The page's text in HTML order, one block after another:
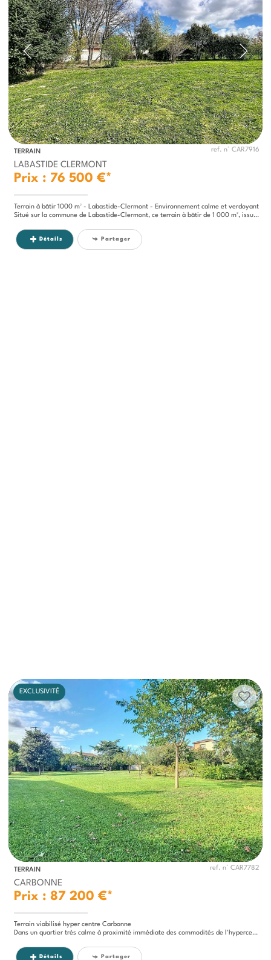
TERRAIN ref. n° CAR7916
LABASTIDE CLERMONT
Prix : 76 500 €*
Terrain à bâtir 1000 m² - Labastide-Clermont - Environnement calme et verdoyant
Situé sur la commune de Labastide-Clermont, ce terrain à bâtir de 1 000 m², issu d'une division parcellaire, offre un...
Détails Partager
EXCLUSIVITÉ
TERRAIN ref. n° CAR7782
CARBONNE
Prix : 87 200 €*
Terrain viabilisé hyper centre Carbonne
Dans un quartier très calme à proximité immédiate des commodités de l'hypercentre de Carbonne (supermarché Aldi à 1mn à...
Détails Partager